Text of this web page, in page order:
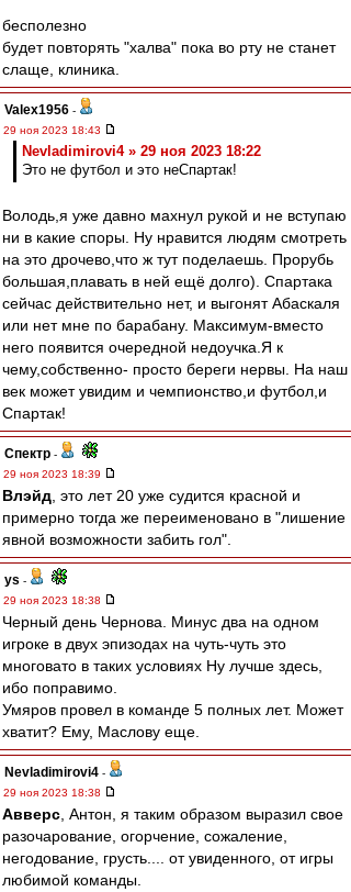
бесполезно
будет повторять "халва" пока во рту не станет
слаще, клиника.
Valex1956 -
29 ноя 2023 18:43
Nevladimirovi4 » 29 ноя 2023 18:22
Это не футбол и это неСпартак!
Володь,я уже давно махнул рукой и не вступаю
ни в какие споры. Ну нравится людям смотреть
на это дрочево,что ж тут поделаешь. Прорубь
большая,плавать в ней ещё долго). Спартака
сейчас действительно нет, и выгонят Абаскаля
или нет мне по барабану. Максимум-вместо
него появится очередной недоучка.Я к
чему,собственно- просто береги нервы. На наш
век может увидим и чемпионство,и футбол,и
Спартак!
Спектр -
29 ноя 2023 18:39
Влэйд , это лет 20 уже судится красной и
примерно тогда же переименовано в "лишение
явной возможности забить гол".
ys -
29 ноя 2023 18:38
Черный день Чернова. Минус два на одном
игроке в двух эпизодах на чуть-чуть это
многовато в таких условиях Ну лучше здесь,
ибо поправимо.
Умяров провел в команде 5 полных лет. Может
хватит? Ему, Маслову еще.
Nevladimirovi4 -
29 ноя 2023 18:38
Авверс , Антон, я таким образом выразил свое
разочарование, огорчение, сожаление,
негодование, грусть.... от увиденного, от игры
любимой команды.